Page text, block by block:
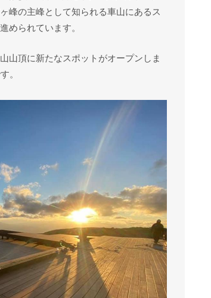
峰の主峰として知られる車山にあるス
められています。
山頂に新たなスポットがオープンしま
。